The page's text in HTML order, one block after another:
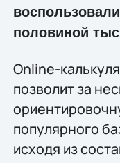
половиной
Online-
позволит за
популярного
исходя из